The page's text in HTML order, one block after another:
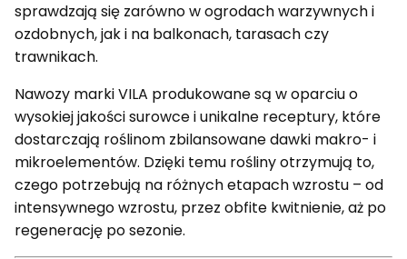
sprawdzają się zarówno w ogrodach warzywnych i
ozdobnych, jak i na balkonach, tarasach czy
trawnikach.
Nawozy marki VILA produkowane są w oparciu o
wysokiej jakości surowce i unikalne receptury, które
dostarczają roślinom zbilansowane dawki makro- i
mikroelementów. Dzięki temu rośliny otrzymują to,
czego potrzebują na różnych etapach wzrostu – od
intensywnego wzrostu, przez obfite kwitnienie, aż po
regenerację po sezonie.